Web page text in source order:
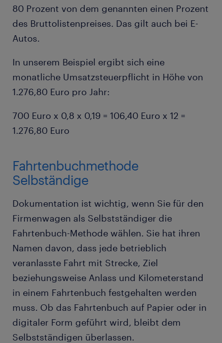
80 Prozent von dem genannten einen Prozent
des Bruttolistenpreises. Das gilt auch bei E-
Autos.
In unserem Beispiel ergibt sich eine
monatliche Umsatzsteuerpflicht in Höhe von
1.276,80 Euro pro Jahr:
700 Euro x 0,8 x 0,19 = 106,40 Euro x 12 =
1.276,80 Euro
Fahrtenbuchmethode
Selbständige
Dokumentation ist wichtig, wenn Sie für den
Firmenwagen als Selbstständiger die
Fahrtenbuch-Methode wählen. Sie hat ihren
Namen davon, dass jede betrieblich
veranlasste Fahrt mit Strecke, Ziel
beziehungsweise Anlass und Kilometerstand
in einem Fahrtenbuch festgehalten werden
muss. Ob das Fahrtenbuch auf Papier oder in
digitaler Form geführt wird, bleibt dem
Selbstständigen überlassen.